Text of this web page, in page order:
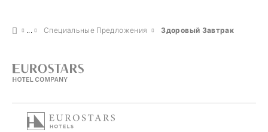
Специальные Предложения Здоровый Завтрак